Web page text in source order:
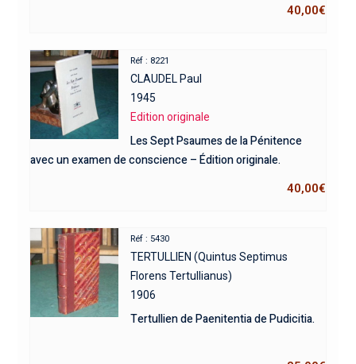
40,00€
Réf : 8221
CLAUDEL Paul
1945
Edition originale
Les Sept Psaumes de la Pénitence
avec un examen de conscience – Édition originale.
40,00€
Réf : 5430
TERTULLIEN (Quintus Septimus
Florens Tertullianus)
1906
Tertullien de Paenitentia de Pudicitia.